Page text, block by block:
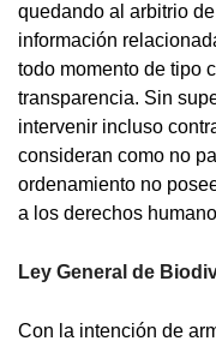
quedando al arbitrio
información
todo momento de tipo
transparencia. Sin
intervenir incluso
consideran como no
ordenamiento no
a los derechos
Ley General de
Con la intención de